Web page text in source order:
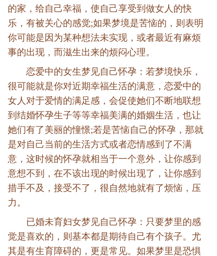
的家，给自己幸福，使自己享受到做女人的快
乐，有被关心的感觉;如果梦境是苦恼的，则表明
你可能是因为某种想法未实现，或者最近有麻烦
事的出现，而滋生出来的烦闷心理。
恋爱中的女生梦见自己怀孕：若梦境快乐，
很可能就是你对近期幸福生活的满意，恋爱中的
女人对于爱情的满足感，会促使她们不断地联想
到结婚怀孕生子等等幸福美满的婚姻生活，也让
她们有了美丽的憧憬;若是苦恼自己的怀孕，那就
是对自己当前的生活方式或者恋情感到了不满
意，这时候的怀孕就相当于一个意外，让你感到
意想不到，在不该出现的时候出现了，让你感到
措手不及，接受不了，很自然地就有了烦恼，压
力。
已婚未育妇女梦见自己怀孕：只要梦里的感
觉是喜欢的，则基本都是期待自己有个孩子。尤
其是有生育障碍的，更是常见。如果梦里是恐惧